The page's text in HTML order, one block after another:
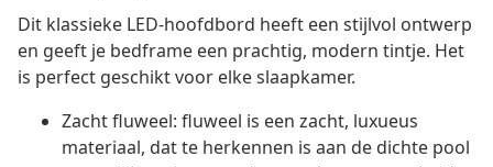
Dit klassieke LED-hoofdbord heeft een stijlvol ontwerp
en geeft je bedframe een prachtig, modern tintje. Het
is perfect geschikt voor elke slaapkamer.
Zacht fluweel: fluweel is een zacht, luxueus
materiaal, dat te herkennen is aan de dichte pool